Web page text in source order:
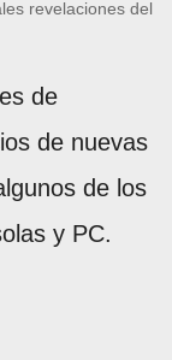
revelaciones del
de
de nuevas
de los
y PC.